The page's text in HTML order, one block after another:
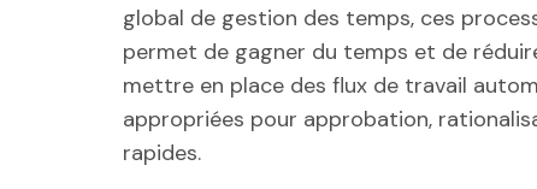
global de gestion des temps, ces
permet de gagner du temps et de
mettre en place des flux de travail
appropriées pour approbation,
rapides.